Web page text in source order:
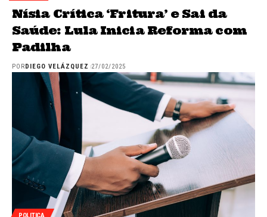
Nísia Crítica ‘Fritura’ e Sai da
Saúde: Lula Inicia Reforma com
Padilha
POR DIEGO VELÁZQUEZ 27/02/2025
POLITICA